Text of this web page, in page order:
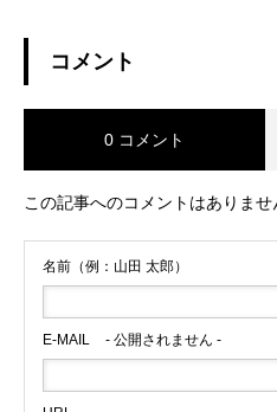
コメント
0 コメント
この記事へのコメントはありませ
名前（例：山田 太郎）
E-MAIL - 公開されません -